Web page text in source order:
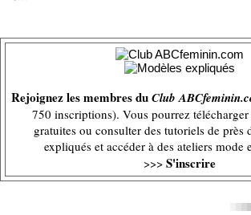
Rejoignez les membres duClub
750 inscriptions). Vous pourrez
gratuites ou consulter des tutoriels de près
expliqués et accéder à des ateliers mode
>>> S'inscrire